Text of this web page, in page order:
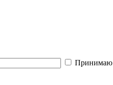
Принимаю